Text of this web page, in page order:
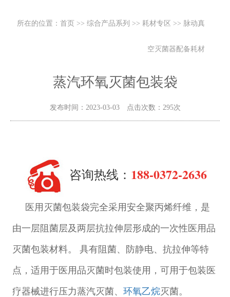
所在的位置： 首页 >> 综合产品系列 >> 耗材专区 >> 脉动真
空灭菌器配备耗材
蒸汽环氧灭菌包装袋
发布时间：2023-03-03 点击次数：295次
咨询热线： 188-0372-2636
医用灭菌包装袋完全采用安全聚丙烯纤维，是
由一层阻菌层及两层抗拉伸层形成的一次性医用品
灭菌包装材料。 具有阻菌、防静电、抗拉伸等特
点，适用于医用品灭菌时包装使用，可用于包装医
疗器械进行压力蒸汽灭菌、环氧乙烷灭菌。